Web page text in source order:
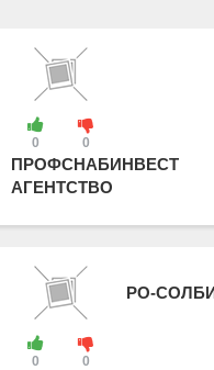
0 0
ПРОФСНАБИНВЕСТ
АГЕНТСТВО
0 0
РО-